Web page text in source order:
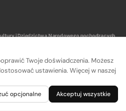
i Dziedzictwa Narodowego pochodzących
Twoje doświadczenia. Możesz
ustawienia. Więcej w naszej
opcjonalne Akceptuj wszystkie